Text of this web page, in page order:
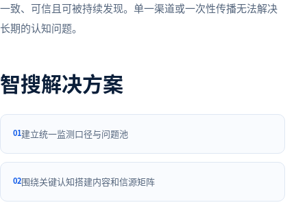
一致、可信且可被持续发现。单一渠道或一次性传播无法解决
长期的认知问题。
智搜解决方案
01建立统一监测口径与问题池
02围绕关键认知搭建内容和信源矩阵